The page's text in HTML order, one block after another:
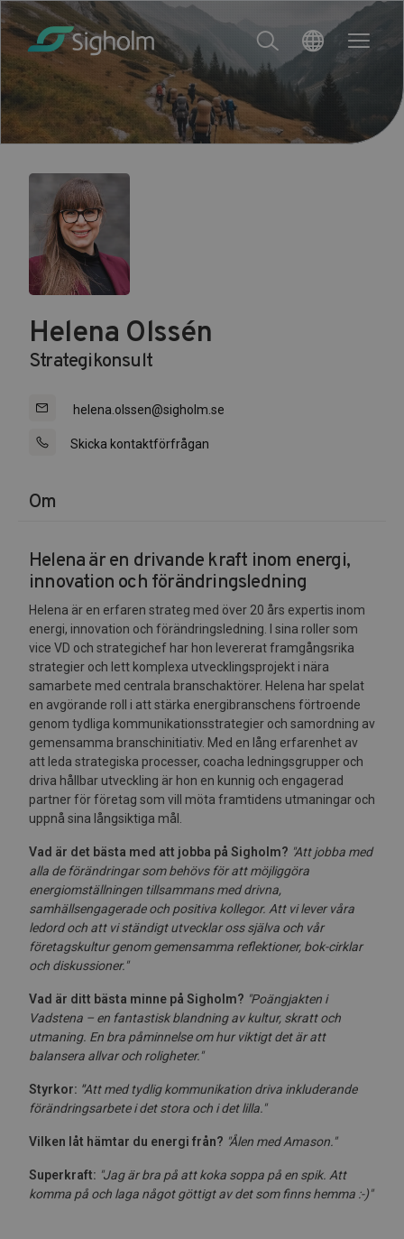
Helena Olssén
Strategikonsult
helena.olssen@sigholm.se
Skicka kontaktförfrågan
Om
Helena är en drivande kraft inom energi,
innovation och förändringsledning
Helena är en erfaren strateg med över 20 års expertis inom
energi, innovation och förändringsledning. I sina roller som
vice VD och strategichef har hon levererat framgångsrika
strategier och lett komplexa utvecklingsprojekt i nära
samarbete med centrala branschaktörer. Helena har spelat
en avgörande roll i att stärka energibranschens förtroende
genom tydliga kommunikationsstrategier och samordning av
gemensamma branschinitiativ. Med en lång erfarenhet av
att leda strategiska processer, coacha ledningsgrupper och
driva hållbar utveckling är hon en kunnig och engagerad
partner för företag som vill möta framtidens utmaningar och
uppnå sina långsiktiga mål.
Vad är det bästa med att jobba på Sigholm? "Att jobba med
alla de förändringar som behövs för att möjliggöra
energiomställningen tillsammans med drivna,
samhällsengagerade och positiva kollegor. Att vi lever våra
ledord och att vi ständigt utvecklar oss själva och vår
företagskultur genom gemensamma reflektioner, bok-cirklar
och diskussioner."
Vad är ditt bästa minne på Sigholm? "Poängjakten i
Vadstena – en fantastisk blandning av kultur, skratt och
utmaning. En bra påminnelse om hur viktigt det är att
balansera allvar och roligheter."
Styrkor: "Att med tydlig kommunikation driva inkluderande
förändringsarbete i det stora och i det lilla."
Vilken låt hämtar du energi från? "Ålen med Amason."
Superkraft: "Jag är bra på att koka soppa på en spik. Att
komma på och laga något göttigt av det som finns hemma :-)"